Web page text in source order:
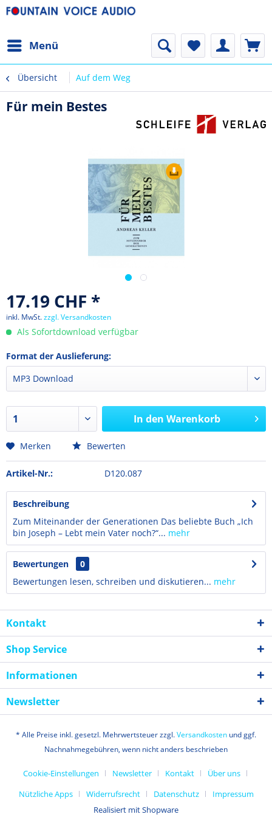
Menü
Übersicht Auf dem Weg
Für mein Bestes
17.19 CHF *
inkl. MwSt.zzgl. Versandkosten
Als Sofortdownload verfügbar
Format der Auslieferung:
In den Warenkorb
Merken Bewerten
Artikel-Nr.: D120.087
Beschreibung
Zum Miteinander der Generationen Das beliebte Buch „Ich
bin Joseph – Lebt mein Vater noch?“... mehr
Bewertungen
0
Bewertungen lesen, schreiben und diskutieren... mehr
Kontakt
Shop Service
Informationen
Newsletter
* Alle Preise inkl. gesetzl. Mehrwertsteuer zzgl.Versandkosten und ggf.
Nachnahmegebühren, wenn nicht anders beschrieben
Cookie-Einstellungen Newsletter Kontakt
Über uns
Nützliche Apps
Widerrufsrecht Datenschutz
Impressum
Realisiert mit Shopware